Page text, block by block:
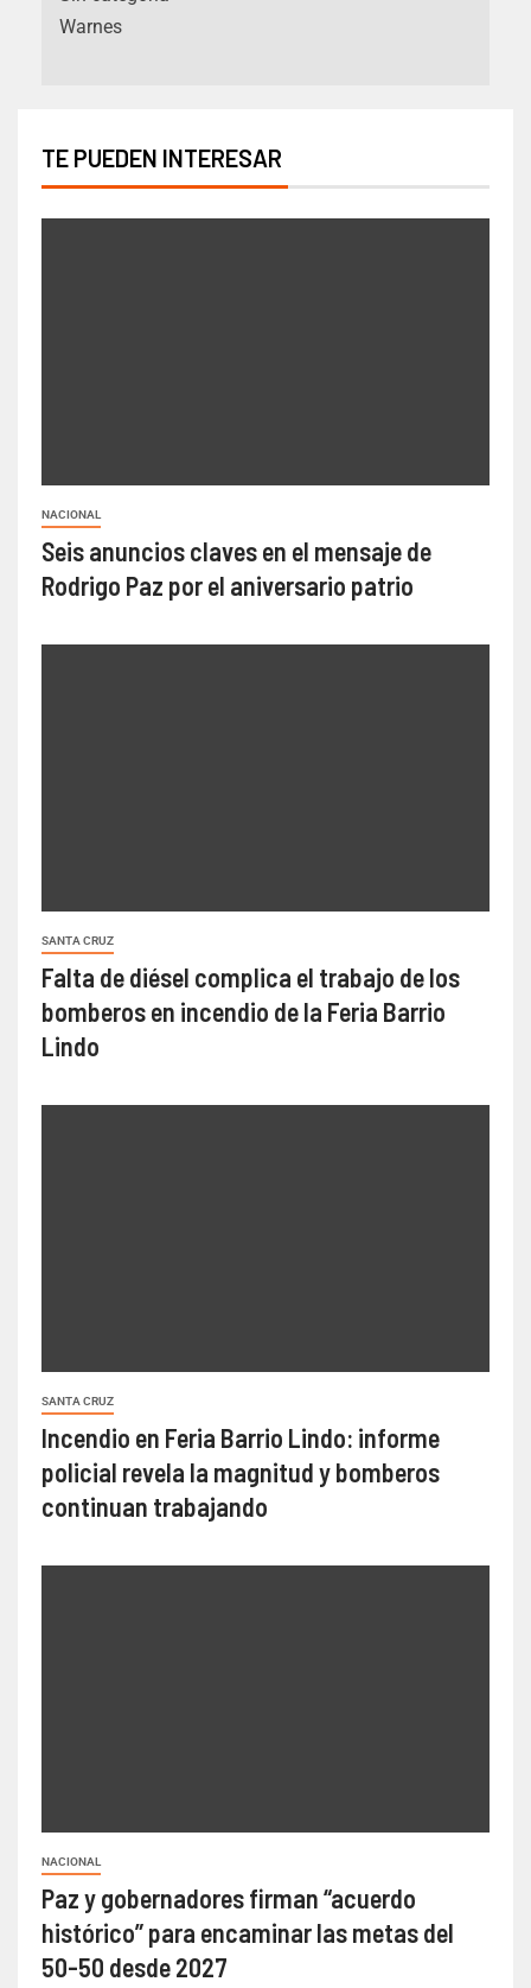
Warnes
TE PUEDEN INTERESAR
NACIONAL
Seis anuncios claves en el mensaje de
Rodrigo Paz por el aniversario patrio
SANTA CRUZ
Falta de diésel complica el trabajo de los
bomberos en incendio de la Feria Barrio
Lindo
SANTA CRUZ
Incendio en Feria Barrio Lindo: informe
policial revela la magnitud y bomberos
continuan trabajando
NACIONAL
Paz y gobernadores firman “acuerdo
histórico” para encaminar las metas del
50-50 desde 2027